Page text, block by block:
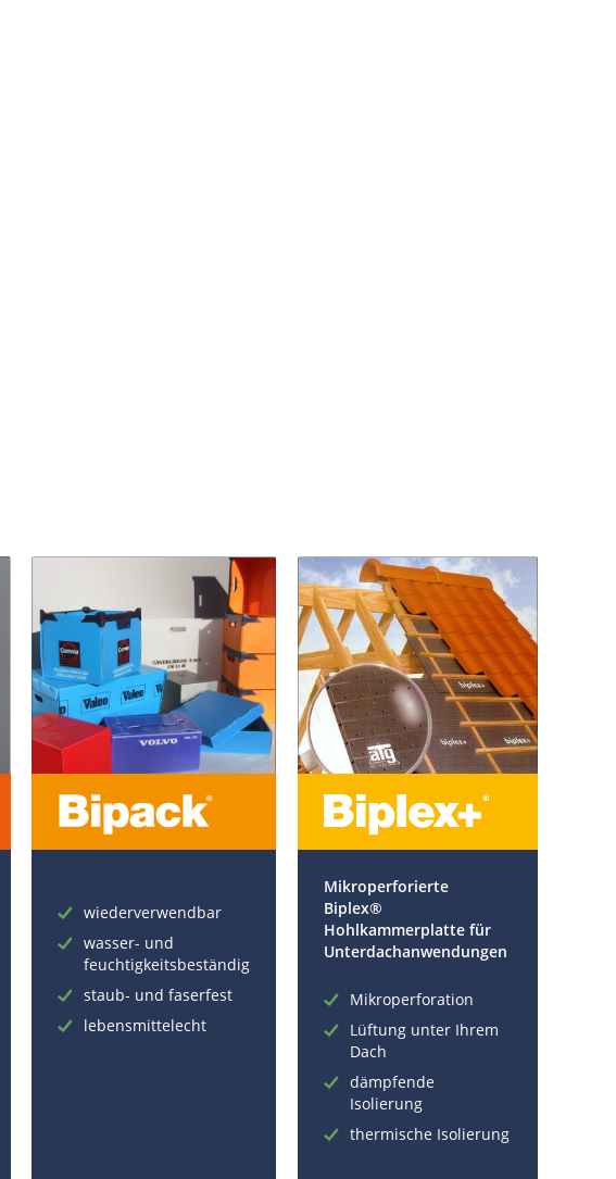
wiederverwendbar
wasser- und
feuchtigkeitsbeständig
staub- und faserfest
lebensmittelecht
Mikroperforierte
Biplex®
Hohlkammerplatte für
Unterdachanwendungen
Mikroperforation
Lüftung unter Ihrem
Dach
dämpfende
Isolierung
thermische Isolierung